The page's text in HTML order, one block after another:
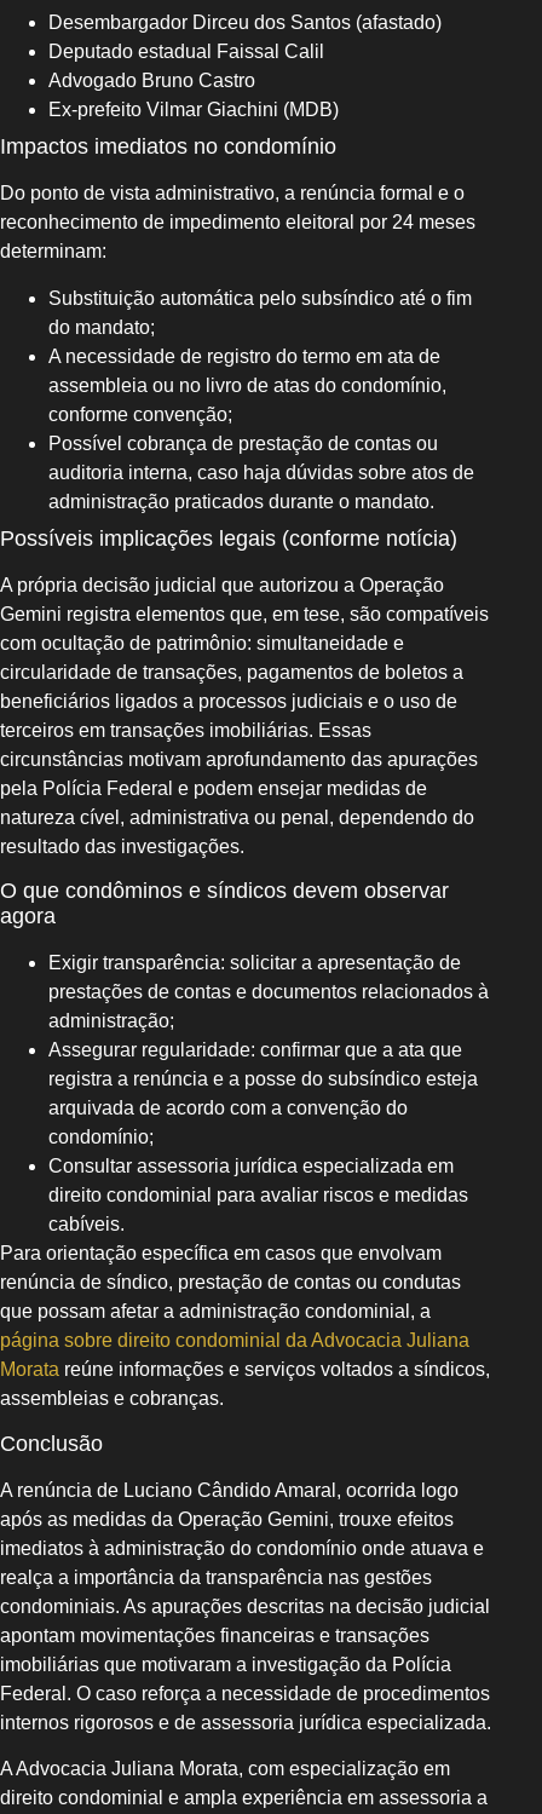
Desembargador Dirceu dos Santos (afastado)
Deputado estadual Faissal Calil
Advogado Bruno Castro
Ex-prefeito Vilmar Giachini (MDB)
Impactos imediatos no condomínio
Do ponto de vista administrativo, a renúncia formal e o
reconhecimento de impedimento eleitoral por 24 meses
determinam:
Substituição automática pelo subsíndico até o fim
do mandato;
A necessidade de registro do termo em ata de
assembleia ou no livro de atas do condomínio,
conforme convenção;
Possível cobrança de prestação de contas ou
auditoria interna, caso haja dúvidas sobre atos de
administração praticados durante o mandato.
Possíveis implicações legais (conforme notícia)
A própria decisão judicial que autorizou a Operação
Gemini registra elementos que, em tese, são compatíveis
com ocultação de patrimônio: simultaneidade e
circularidade de transações, pagamentos de boletos a
beneficiários ligados a processos judiciais e o uso de
terceiros em transações imobiliárias. Essas
circunstâncias motivam aprofundamento das apurações
pela Polícia Federal e podem ensejar medidas de
natureza cível, administrativa ou penal, dependendo do
resultado das investigações.
O que condôminos e síndicos devem observar
agora
Exigir transparência: solicitar a apresentação de
prestações de contas e documentos relacionados à
administração;
Assegurar regularidade: confirmar que a ata que
registra a renúncia e a posse do subsíndico esteja
arquivada de acordo com a convenção do
condomínio;
Consultar assessoria jurídica especializada em
direito condominial para avaliar riscos e medidas
cabíveis.
Para orientação específica em casos que envolvam
renúncia de síndico, prestação de contas ou condutas
que possam afetar a administração condominial, a
página sobre direito condominial da Advocacia Juliana
Morata reúne informações e serviços voltados a síndicos,
assembleias e cobranças.
Conclusão
A renúncia de Luciano Cândido Amaral, ocorrida logo
após as medidas da Operação Gemini, trouxe efeitos
imediatos à administração do condomínio onde atuava e
realça a importância da transparência nas gestões
condominiais. As apurações descritas na decisão judicial
apontam movimentações financeiras e transações
imobiliárias que motivaram a investigação da Polícia
Federal. O caso reforça a necessidade de procedimentos
internos rigorosos e de assessoria jurídica especializada.
A Advocacia Juliana Morata, com especialização em
direito condominial e ampla experiência em assessoria a